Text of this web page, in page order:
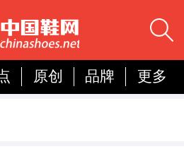
原创 品牌
更多